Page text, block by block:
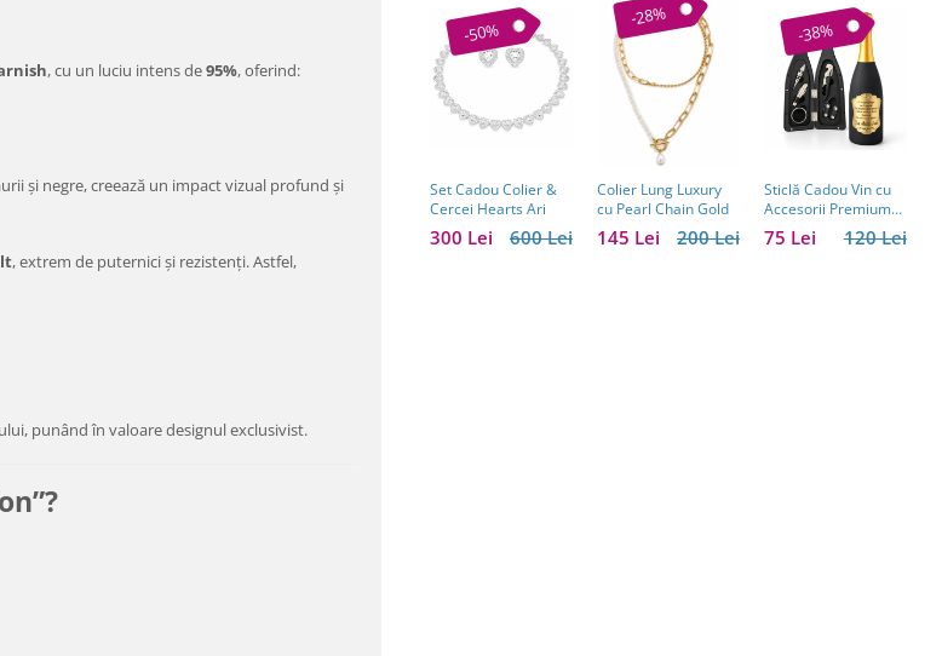
, cu un luciu intens de95%, oferind:
și negre, creează un impact vizual profund și
, extrem de puternici și rezistenți. Astfel,
punând în valoare designul exclusivist.
-50%
Set Cadou Colier &
Cercei Hearts Ari
600 Lei
300 Lei
-28%
Colier Lung Luxury
cu Pearl Chain Gold
200 Lei
145 Lei
-38%
Sticlă Cadou Vin cu
Accesorii Premium
Personalizată – Set
Elegant pentru120 Lei
75 Lei